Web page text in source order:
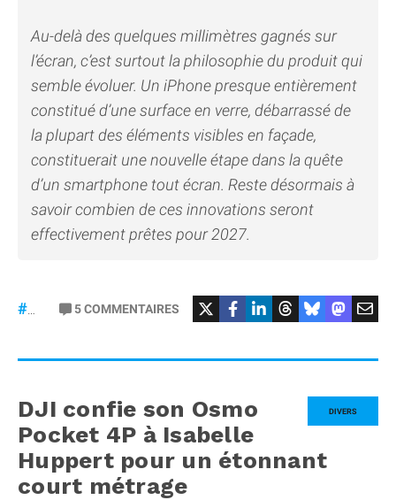
Au-delà des quelques millimètres gagnés sur
l’écran, c’est surtout la philosophie du produit qui
semble évoluer. Un iPhone presque entièrement
constitué d’une surface en verre, débarrassé de
la plupart des éléments visibles en façade,
constituerait une nouvelle étape dans la quête
d’un smartphone tout écran. Reste désormais à
savoir combien de ces innovations seront
effectivement prêtes pour 2027.
5COMMENTAIRES
DIVERS
DJI confie son Osmo
Pocket 4P à Isabelle
Huppert pour un étonnant
court métrage